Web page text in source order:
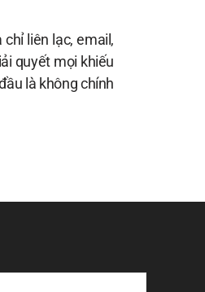
liên lạc, email,
quyết mọi khiếu
là không chính